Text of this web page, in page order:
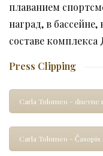
плаванием
наград, в
составе комплекса
Press Clipping
Carla Tolomeo - dnevne
Carla Tolomeo - Časopis